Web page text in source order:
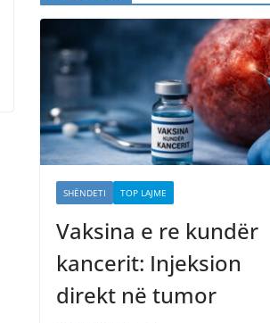
SHËNDETI TOP LAJME
Vaksina e re kundër
kancerit: Injeksion
direkt në tumor